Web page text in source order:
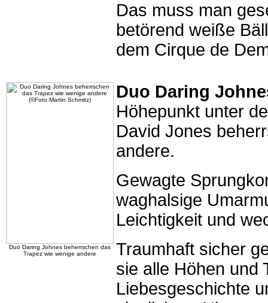
Das muss man
betörend weiße
dem Cirque de
Duo Daring Johnes beherrschen das
Trapez wie wenige andere
Duo Daring
Höhepunkt unter
David Jones
andere.
Gewagte
waghalsige
Leichtigkeit und
Traumhaft sicher
sie alle Höhen und
Liebesgeschichte